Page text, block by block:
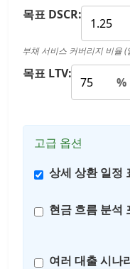
목표 DSCR:
부채 서비스 커버리지 비율
목표 LTV:
%
고급 옵션
상세 상환 일정
현금 흐름 분석
여러 대출 시나